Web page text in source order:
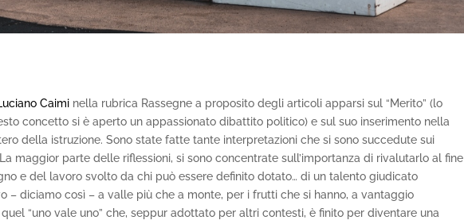
Caimi nella rubrica Rassegne a proposito degli articoli apparsi sul “Merito” (lo
concetto si è aperto un appassionato dibattito politico) e sul suo inserimento nella
della istruzione. Sono state fatte tante interpretazioni che si sono succedute sui
maggior parte delle riflessioni, si sono concentrate sull’importanza di rivalutarlo al fine
e del lavoro svolto da chi può essere definito dotato… di un talento giudicato
– diciamo così – a valle più che a monte, per i frutti che si hanno, a vantaggio
“uno vale uno” che, seppur adottato per altri contesti, è finito per diventare una